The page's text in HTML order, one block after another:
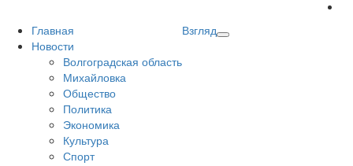
Главная
Новости
Волгоградская область
Михайловка
Общество
Политика
Экономика
Культура
Спорт
Взгляд